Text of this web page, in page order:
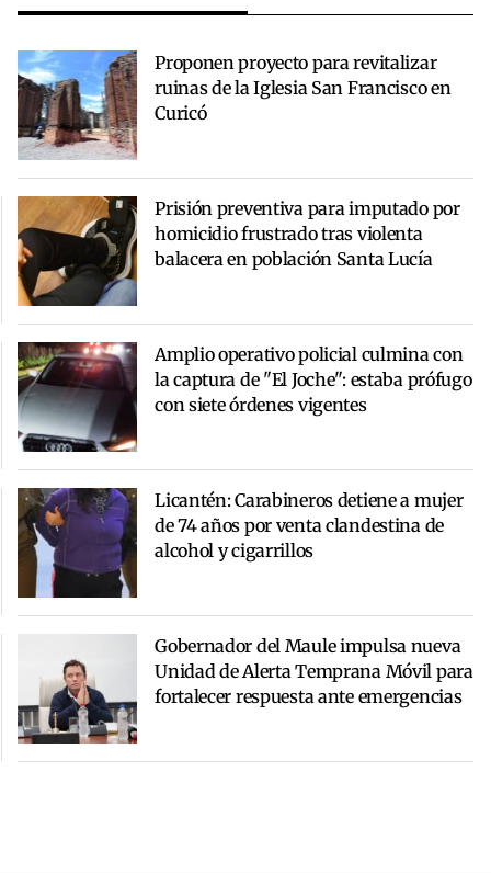
Proponen proyecto para revitalizar
ruinas de la Iglesia San Francisco en
Curicó
Prisión preventiva para imputado por
homicidio frustrado tras violenta
balacera en población Santa Lucía
Amplio operativo policial culmina con
la captura de "El Joche": estaba prófugo
con siete órdenes vigentes
Licantén: Carabineros detiene a mujer
de 74 años por venta clandestina de
alcohol y cigarrillos
Gobernador del Maule impulsa nueva
Unidad de Alerta Temprana Móvil para
fortalecer respuesta ante emergencias